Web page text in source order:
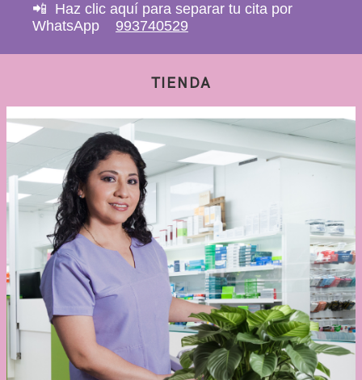
📲 Haz clic aquí para separar tu cita por
WhatsApp 993740529
TIENDA